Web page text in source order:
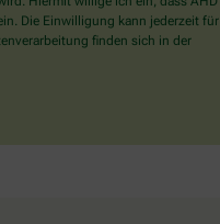
Die Einwilligung kann jederzeit für
finden sich in der